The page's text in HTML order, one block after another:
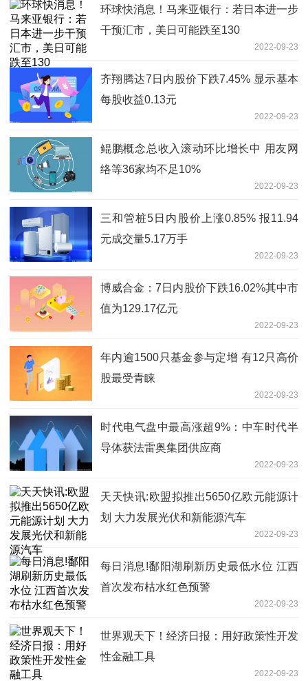
环球快消息！马来亚银行：若日本进一步
干预汇市，美日可能跌至130
2022-09-23
齐翔腾达7日内股价下跌7.45% 显示基本
每股收益0.13元
2022-09-23
鲲鹏概念总收入滚动环比增长中 用友网
络等36家均不足10%
2022-09-23
三和管桩5日内股价上涨0.85% 报11.94
元成交量5.17万手
2022-09-23
博威合金：7日内股价下跌16.02%其中市
值为129.17亿元
2022-09-23
年内逾1500只基金参与定增 有12只高价
股最受青睐
2022-09-23
时代电气盘中最高涨超9%：中车时代半
导体获法雷奥集团供应商
2022-09-23
天天快讯:欧盟拟推出5650亿欧元能源计
划 大力发展光伏和新能源汽车
2022-09-23
每日消息!鄱阳湖刷新历史最低水位 江西
首次发布枯水红色预警
2022-09-23
世界观天下！经济日报：用好政策性开发
性金融工具
2022-09-23